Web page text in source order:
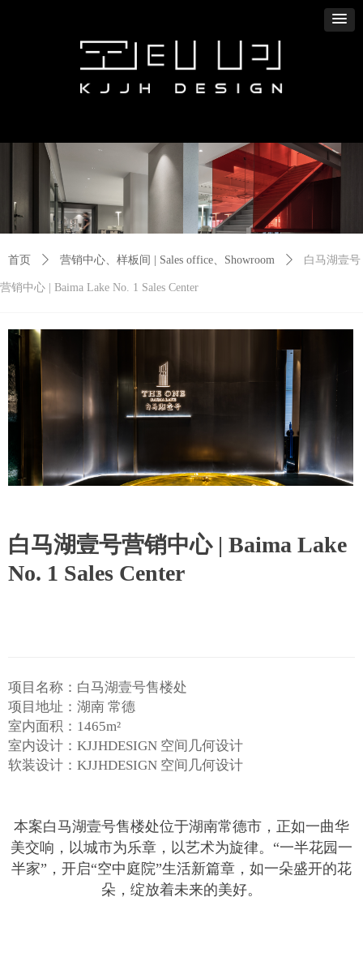
项目案例获得奖项新闻资讯加入我们
首页 ꄲ 营销中心、样板间 | Sales office、Showroom ꄲ 白马湖壹号
营销中心 | Baima Lake No. 1 Sales Center
白马湖壹号营销中心 | Baima Lake
No. 1 Sales Center
本案白马湖壹号售楼处位于湖南常德市，正如一曲华
美交响，以城市为乐章，以艺术为旋律。“一半花园一
半家”，开启“空中庭院”生活新篇章，如一朵盛开的花
朵，绽放着未来的美好。
项目名称：白马湖壹号售楼处
项目地址：湖南 常德
室内面积：1465m²
室内设计：KJJHDESIGN 空间几何设计
软装设计：KJJHDESIGN 空间几何设计